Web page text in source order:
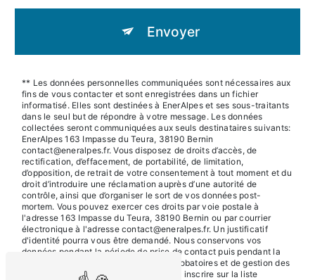
Envoyer
** Les données personnelles communiquées sont nécessaires aux
fins de vous contacter et sont enregistrées dans un fichier
informatisé. Elles sont destinées à EnerAlpes et ses sous-traitants
dans le seul but de répondre à votre message. Les données
collectées seront communiquées aux seuls destinataires suivants:
EnerAlpes 163 Impasse du Teura, 38190 Bernin
contact@eneralpes.fr. Vous disposez de droits d’accès, de
rectification, d’effacement, de portabilité, de limitation,
d’opposition, de retrait de votre consentement à tout moment et du
droit d’introduire une réclamation auprès d’une autorité de
contrôle, ainsi que d’organiser le sort de vos données post-
mortem. Vous pouvez exercer ces droits par voie postale à
l'adresse 163 Impasse du Teura, 38190 Bernin ou par courrier
électronique à l'adresse contact@eneralpes.fr. Un justificatif
d'identité pourra vous être demandé. Nous conservons vos
données pendant la période de prise de contact puis pendant la
durée de prescription légale aux fins probatoires et de gestion des
contentieux. Vous avez le droit de vous inscrire sur la liste